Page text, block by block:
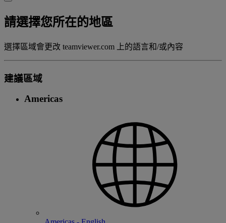
請選擇您所在的地區
選擇區域會更改 teamviewer.com 上的語言和/或內容
建議區域
Americas